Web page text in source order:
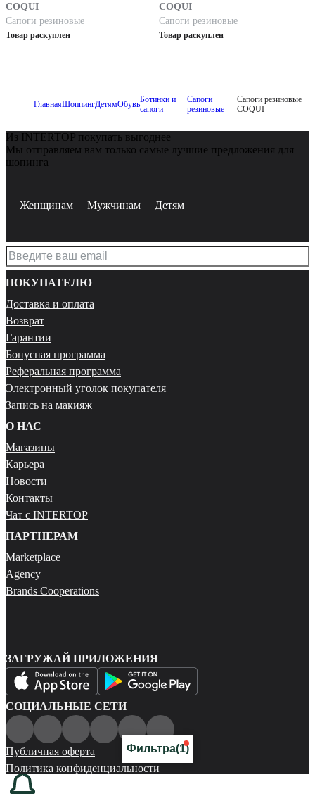
COQUI
Сапоги резиновые
Товар раскуплен
COQUI
Сапоги резиновые
Товар раскуплен
ГлавнаяШоппингДетямОбувьБотинки и
сапоги
Сапоги
резиновые
Сапоги резиновые
COQUI
Фильтра(1)
Из INTERTOP покупать выгоднее
Мы отправляем вам только самые лучшие предложения для
шопинга
Женщинам Мужчинам Детям
ПОКУПАТЕЛЮ
Доставка и оплата
Возврат
Гарантии
Бонусная программа
Реферальная программа
Электронный уголок покупателя
Запись на макияж
О НАС
Магазины
Карьера
Новости
Контакты
Чат с INTERTOP
ПАРТНЕРАМ
Marketplace
Agency
Brands Cooperations
ЗАГРУЖАЙ ПРИЛОЖЕНИЯ
СОЦИАЛЬНЫЕ СЕТИ
Публичная оферта
Политика конфиденциальности
Карта сайта